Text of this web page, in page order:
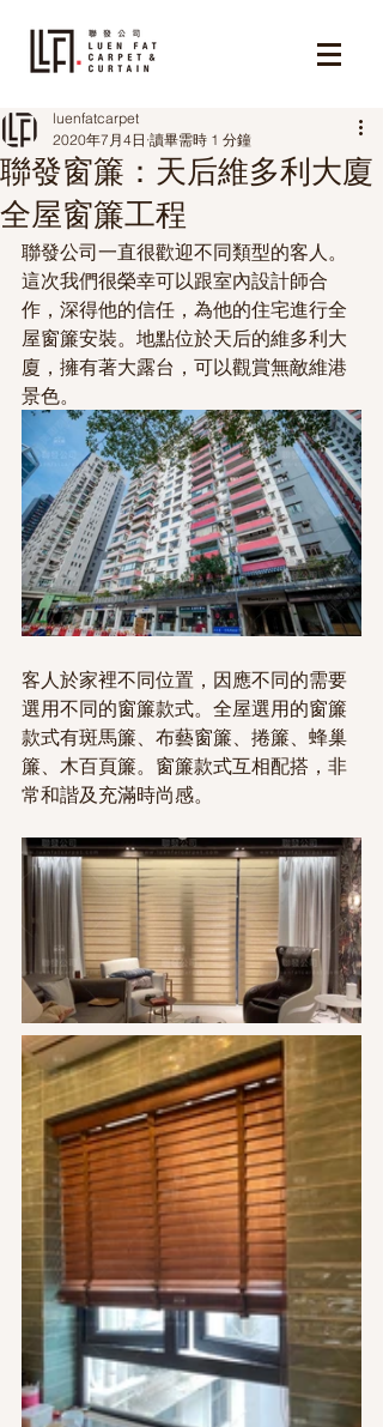
聯發窗簾：天后維多利大廈
全屋窗簾工程
luenfatcarpet
2020年7月4日 讀畢需時 1 分鐘
聯發公司一直很歡迎不同類型的客人。
這次我們很榮幸可以跟室內設計師合
作，深得他的信任，為他的住宅進行全
屋窗簾安裝。地點位於天后的維多利大
廈，擁有著大露台，可以觀賞無敵維港
景色。
客人於家裡不同位置，因應不同的需要
選用不同的窗簾款式。全屋選用的窗簾
款式有斑馬簾、布藝窗簾、捲簾、蜂巢
簾、木百頁簾。窗簾款式互相配搭，非
常和諧及充滿時尚感。